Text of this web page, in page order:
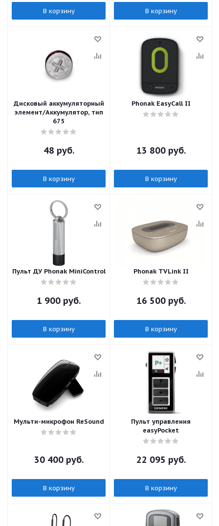
В корзину В корзину
Дисковый аккумуляторный
элемент/Аккумулятор, тип
675
48 руб.
В корзину
Phonak EasyCall II
13 800руб.
В корзину
Пульт ДУ Phonak MiniControl
1 900 руб.
В корзину
Phonak TVLink II
16 500руб.
В корзину
Мульти-микрофон ReSound
30 400руб.
В корзину
Пульт управления
easyPocket
22 095 руб.
В корзину